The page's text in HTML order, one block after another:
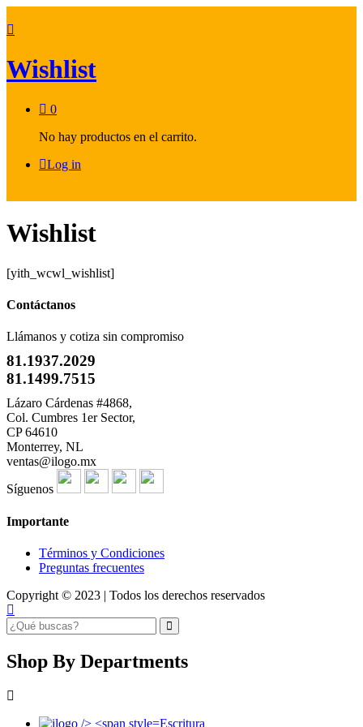
Wishlist
0
No hay productos en el carrito.
Log in
Wishlist
[yith_wcwl_wishlist]
Contáctanos
Llámanos y cotiza sin compromiso
81.1937.2029
81.1499.7515
Lázaro Cárdenas #4868,
Col. Cumbres 1er Sector,
CP 64610
Monterrey, NL
ventas@ilogo.mx
Síguenos
Importante
Términos y Condiciones
Preguntas frecuentes
Copyright © 2023 | Todos los derechos reservados
Shop By Departments
Escritura